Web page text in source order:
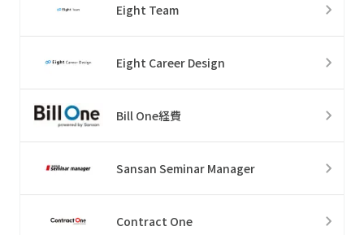
Eight Team
Eight Career Design
Bill One経費
Sansan Seminar Manager
Contract One